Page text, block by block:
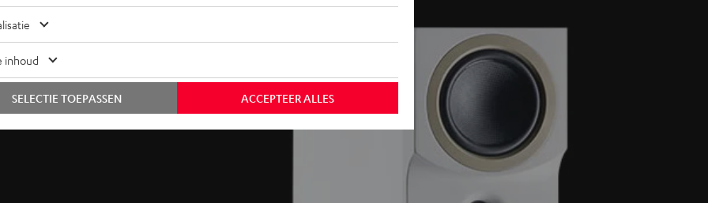
inhoud
ACCEPTEER ALLES
SELECTIE TOEPASSEN